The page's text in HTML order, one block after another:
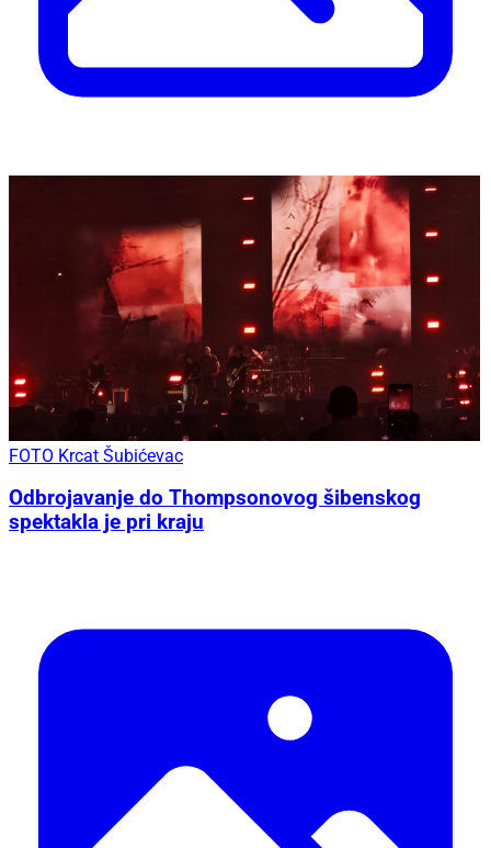
FOTO Krcat Šubićevac
Odbrojavanje do Thompsonovog šibenskog
spektakla je pri kraju